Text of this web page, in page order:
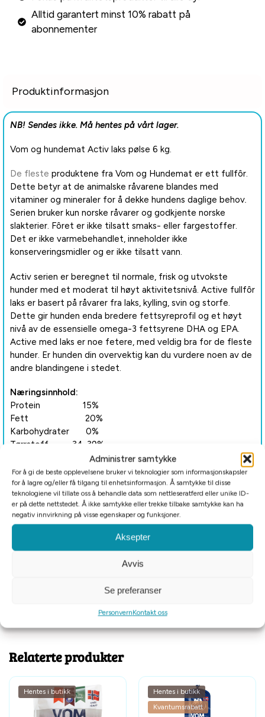
Administrer samtykke
For å gi de beste opplevelsene bruker vi teknologier som informasjonskapsler
for å lagre og/eller få tilgang til enhetsinformasjon. Å samtykke til disse
teknologiene vil tillate oss å behandle data som nettleseratferd eller unike ID-
er på dette nettstedet. Å ikke samtykke eller trekke tilbake samtykke kan ha
negativ innvirkning på visse egenskaper og funksjoner.
Aksepter
Avvis
Se preferanser
PersonvernKontakt oss
Alltid garantert minst 10% rabatt på
abonnementer
Produktinformasjon
NB! Sendes ikke. Må hentes på vårt lager.
Vom og hundemat Activ laks pølse 6 kg.
De fleste produktene fra Vom og Hundemat er ett fullfôr.
Dette betyr at de animalske råvarene blandes med
vitaminer og mineraler for å dekke hundens daglige behov.
Serien bruker kun norske råvarer og godkjente norske
slakterier. Fôret er ikke tilsatt smaks- eller fargestoffer.
Det er ikke varmebehandlet, inneholder ikke
konserveringsmidler og er ikke tilsatt vann.
Activ serien er beregnet til normale, frisk og utvokste
hunder med et moderat til høyt aktivitetsnivå. Active fullfôr
laks er basert på råvarer fra laks, kylling, svin og storfe.
Dette gir hunden enda bredere fettsyreprofil og et høyt
nivå av de essensielle omega-3 fettsyrene DHA og EPA.
Active med laks er noe fetere, med veldig bra for de fleste
hunder. Er hunden din overvektig kan du vurdere noen av de
andre blandingene i stedet.
Næringsinnhold:
Protein 15%
Fett 20%
Karbohydrater 0%
Tørrstoff 34-39%
Aske 5%
Kalsium 0,9%
Fosfor 0,6%
OE* 2400 kcal/kg
OE* fra fett 75%
OE* fra protein 25%
Fôret må oppbevares i dypfrys (-18%) og skal ikke kokes
Relaterte produkter
Hentes i butikk
Hentes i butikk
Kvantumsrabatt